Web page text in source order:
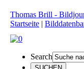
Thomas Brill -
Startseite |
Search